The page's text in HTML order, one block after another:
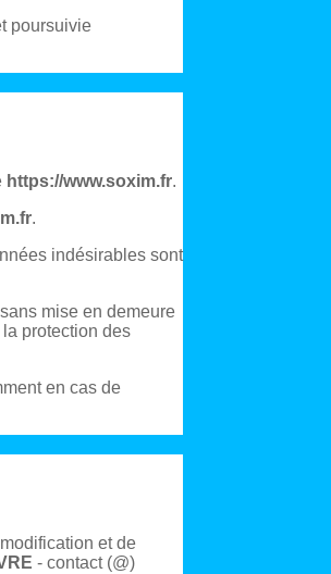
poursuivie
https://www.soxim.fr.
.
indésirables sont
mise en demeure
protection des
en cas de
et de
- contact (@)